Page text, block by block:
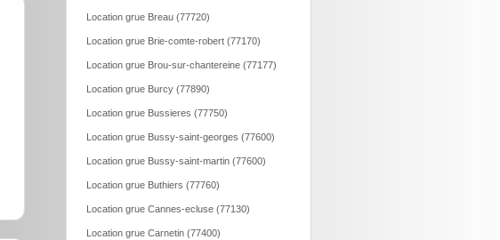
Location grue Breau (77720)
Location grue Brie-comte-robert (77170)
Location grue Brou-sur-chantereine (77177)
Location grue Burcy (77890)
Location grue Bussieres (77750)
Location grue Bussy-saint-georges (77600)
Location grue Bussy-saint-martin (77600)
Location grue Buthiers (77760)
Location grue Cannes-ecluse (77130)
Location grue Carnetin (77400)